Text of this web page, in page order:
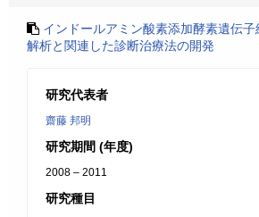
インドールアミン酸素添加酵素遺伝
解析と関連した診断治療法の開発
研究代表者
齋藤 邦明
研究期間 (年度)
2008 – 2011
研究種目